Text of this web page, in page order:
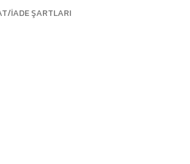
İADE ŞARTLARI